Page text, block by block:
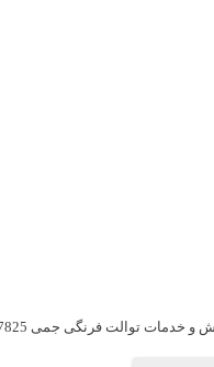
خدمات توالت فرنگی جمی 09121507825